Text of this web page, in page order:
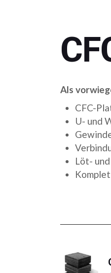
Als
CFC-
U- und
Löt-